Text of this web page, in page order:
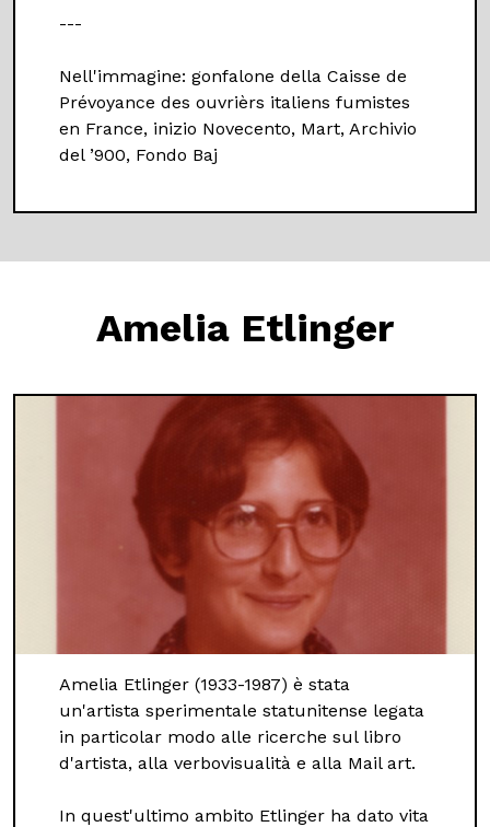
---
Nell'immagine: gonfalone della Caisse de
Prévoyance des ouvrièrs italiens fumistes
en France, inizio Novecento, Mart, Archivio
del ’900, Fondo Baj
Amelia Etlinger
Amelia Etlinger (1933-1987) è stata
un'artista sperimentale statunitense legata
in particolar modo alle ricerche sul libro
d'artista, alla verbovisualità e alla Mail art.
In quest'ultimo ambito Etlinger ha dato vita